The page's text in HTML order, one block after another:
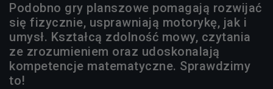
Podobno gry planszowe pomagają rozwijać
się fizycznie, usprawniają motorykę, jak i
umysł. Kształcą zdolność mowy, czytania
ze zrozumieniem oraz udoskonalają
kompetencje matematyczne. Sprawdzimy
to!